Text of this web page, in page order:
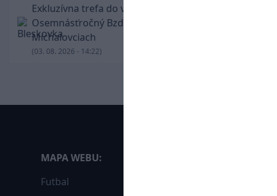
Exkluzívna trefa do vinkla v hodine dvanástej!
Osemnásťročný Bzdyl zariadil triumf Žiliny v
Michalovciach
(03. 08. 2026 - 14:22)
MAPA WEBU:
Futbal